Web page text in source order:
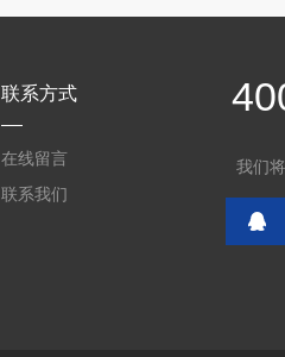
联系方式
在线留言
联系我们
我们